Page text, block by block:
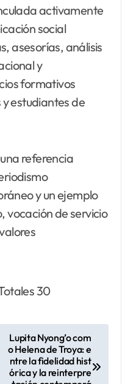
activamente
social
asesorías, análisis
y
formativos
estudiantes de
referencia
y un ejemplo
vocación de servicio
30
Lupita Nyong’o com
o Helena de Troya: e
ntre la fidelidad hist
órica y la reinterpre